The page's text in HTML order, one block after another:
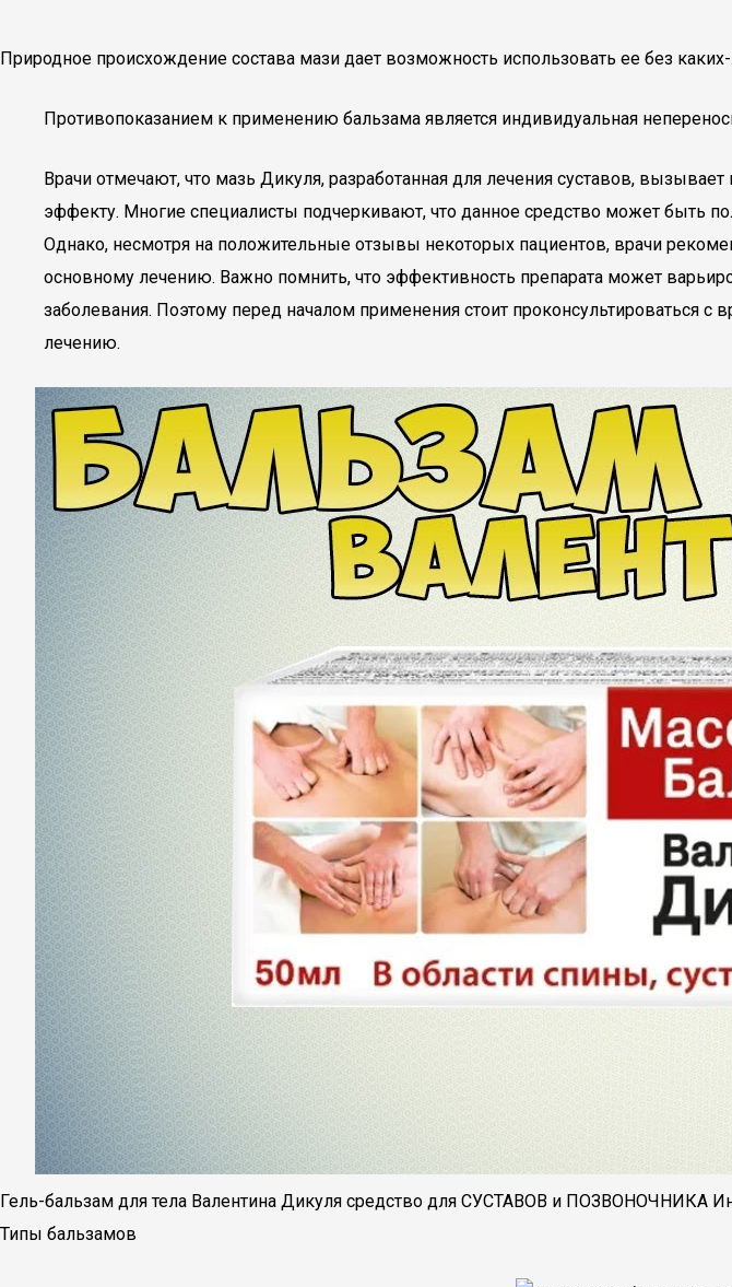
Природное происхождение состава мази дает возможность использовать ее без
Противопоказанием к применению бальзама является индивидуальная
Врачи отмечают, что мазь Дикуля, разработанная для лечения суставов,
эффекту. Многие специалисты подчеркивают, что данное средство может быть
Однако, несмотря на положительные отзывы некоторых пациентов, врачи
основному лечению. Важно помнить, что эффективность препарата может
заболевания. Поэтому перед началом применения стоит
лечению.
Гель-бальзам для тела Валентина Дикуля средство для СУСТАВОВ и ПОЗВОНОЧНИКА
Типы бальзамов